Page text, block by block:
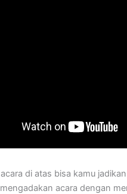
di atas bisa kamu
acara dengan